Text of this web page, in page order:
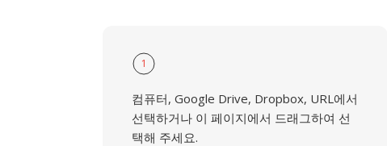
1
컴퓨터, Google Drive, Dropbox, URL에서
선택하거나 이 페이지에서 드래그하여 선
택해 주세요.